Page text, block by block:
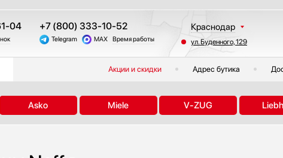
04 +7 (800) 333-10-52
Telegram MAX Время работы
Краснодар
Москва
Санкт-Петербург
Екатеринбург
ул. Буденного, 129
Акции и скидки Адрес бутика
Asko Miele V-ZUG